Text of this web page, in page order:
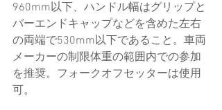
960mm以下、ハンドル幅はグリップと
バーエンドキャップなどを含めた左右
の両端で530mm以下であること。車両
メーカーの制限体重の範囲内での参加
を推奨。フォークオフセッターは使用
可。